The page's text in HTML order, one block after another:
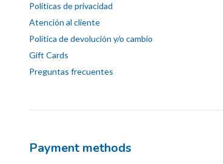
Políticas de privacidad
Atención al cliente
Política de devolución y/o cambio
Gift Cards
Preguntas frecuentes
Payment methods